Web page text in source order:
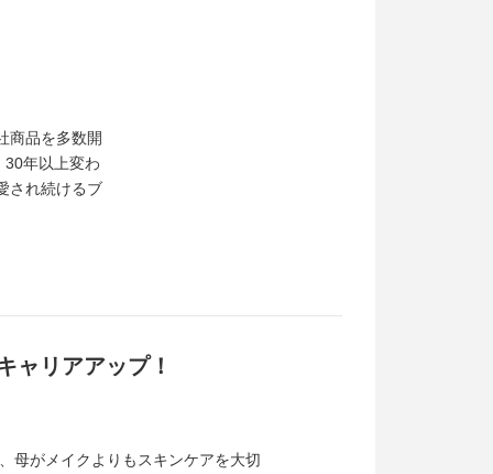
商品を多数開
30年以上変わ
され続けるブ
ャリアアップ！
母がメイクよりもスキンケアを大切